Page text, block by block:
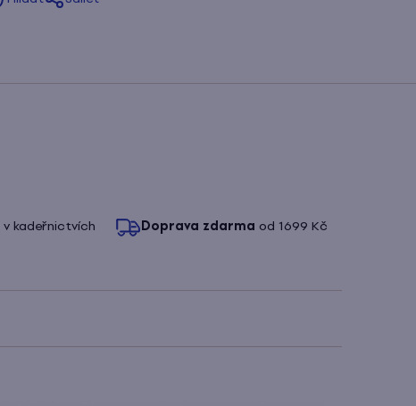
v kadeřnictvích Doprava zdarma od 1699 Kč